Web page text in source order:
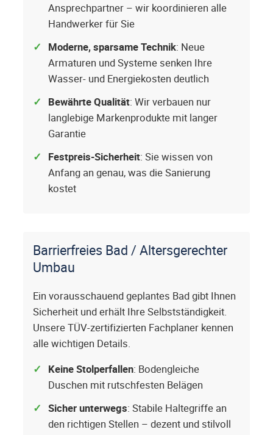
Ansprechpartner – wir koordinieren alle
Handwerker für Sie
Moderne, sparsame Technik: Neue
Armaturen und Systeme senken Ihre
Wasser- und Energiekosten deutlich
Bewährte Qualität: Wir verbauen nur
langlebige Markenprodukte mit langer
Garantie
Festpreis-Sicherheit: Sie wissen von
Anfang an genau, was die Sanierung
kostet
Barrierfreies Bad / Altersgerechter
Umbau
Ein vorausschauend geplantes Bad gibt Ihnen
Sicherheit und erhält Ihre Selbstständigkeit.
Unsere TÜV-zertifizierten Fachplaner kennen
alle wichtigen Details.
Keine Stolperfallen: Bodengleiche
Duschen mit rutschfesten Belägen
Sicher unterwegs: Stabile Haltegriffe an
den richtigen Stellen – dezent und stilvoll